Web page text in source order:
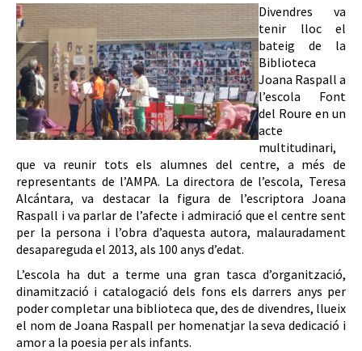
Divendres va
tenir lloc el
bateig de la
Biblioteca
Joana Raspall a
l’escola Font
del Roure en un
acte
multitudinari,
que va reunir tots els alumnes del centre, a més de
representants de l’AMPA. La directora de l’escola, Teresa
Alcántara, va destacar la figura de l’escriptora Joana
Raspall i va parlar de l’afecte i admiració que el centre sent
per la persona i l’obra d’aquesta autora, malauradament
desapareguda el 2013, als 100 anys d’edat.
L’escola ha dut a terme una gran tasca d’organització,
dinamització i catalogació dels fons els darrers anys per
poder completar una biblioteca que, des de divendres, llueix
el nom de Joana Raspall per homenatjar la seva dedicació i
amor a la poesia per als infants.